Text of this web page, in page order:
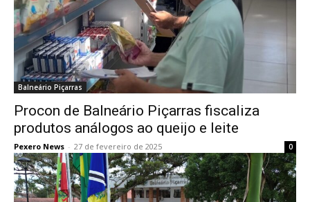
Balneário Piçarras
Procon de Balneário Piçarras fiscaliza
produtos análogos ao queijo e leite
Pexero News - 27 de fevereiro de 2025 0